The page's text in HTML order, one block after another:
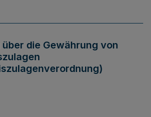
die Gewährung von